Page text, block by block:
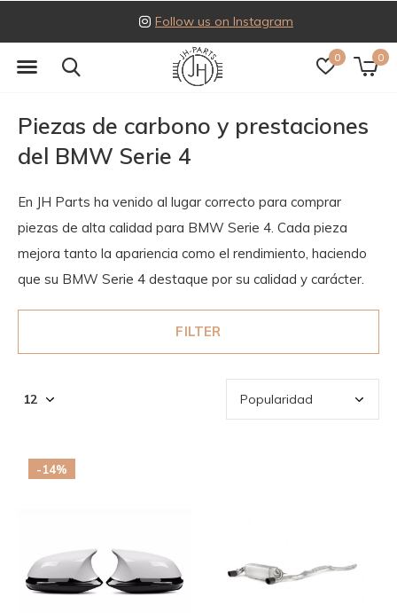
0 0
Follow us on Instagram
Piezas de carbono y prestaciones
del BMW Serie 4
En JH Parts ha venido al lugar correcto para comprar
piezas de alta calidad para BMW Serie 4. Cada pieza
mejora tanto la apariencia como el rendimiento, haciendo
que su BMW Serie 4 destaque por su calidad y carácter.
FILTER
-14%